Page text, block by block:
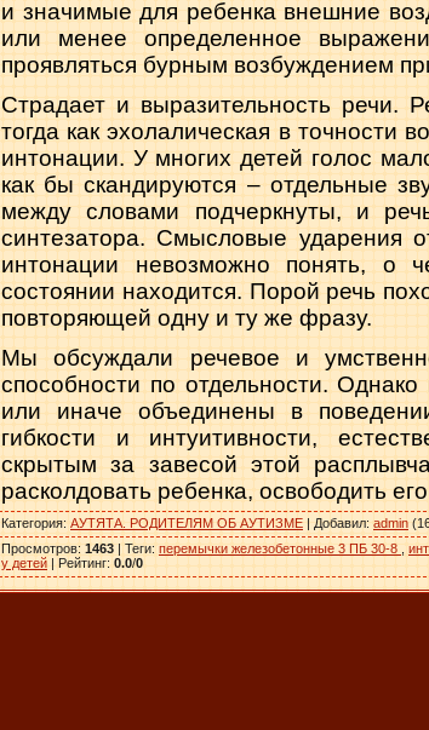
и значимые для ребенка внешние
или менее определенное
проявляться бурным возбуждением
Страдает и выразительность речи.
тогда как эхолалическая в точности
интонации. У многих детей голос
как бы скандируются – отдельные
между словами подчеркнуты, и
синтезатора. Смысловые ударения
интонации невозможно понять, о
состоянии находится. Порой речь
повторяющей одну и ту же фразу.
Мы обсуждали речевое и
способности по отдельности.
или иначе объединены в
гибкости и интуитивности,
скрытым за завесой этой
расколдовать ребенка, освободить
Категория: АУТЯТА. РОДИТЕЛЯМ ОБ АУТИЗМЕ | Добавил: admin
Просмотров: 1463 | Теги: перемычки железобетонные 3 ПБ 30-8
у детей | Рейтинг: 0.0/0